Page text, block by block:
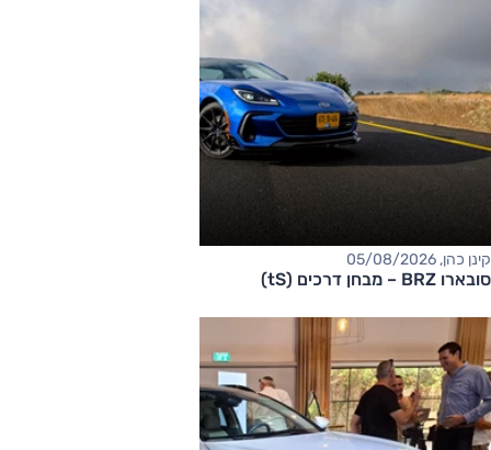
קינן כהן, 05/08/2026
סובארו BRZ – מבחן דרכים (tS)